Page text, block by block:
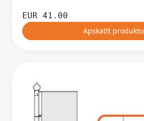
EUR 41.00
Apskatīt produktu